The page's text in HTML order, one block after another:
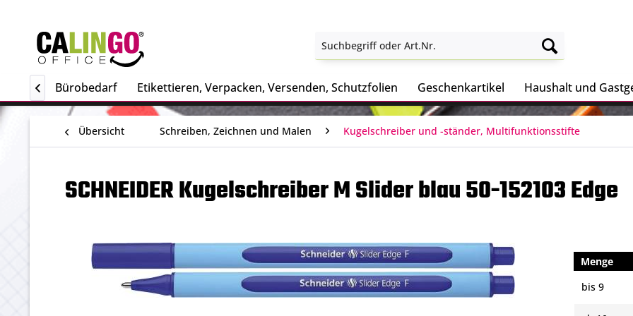
Bürobedarf Etikettieren, Verpacken, Versenden, Schutzfolien Geschenkartikel Haushalt und

Übersicht Schreiben, Zeichnen und Malen Kugelschreiber und -ständer, Multifunktionsstifte
SCHNEIDER Kugelschreiber M Slider blau 50-152103 Edge
Menge
bis9